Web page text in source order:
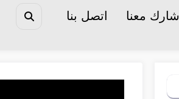
شارك معنا اتصل بنا